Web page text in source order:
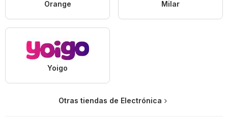
Orange Milar
Yoigo
Otras tiendas de Electrónica